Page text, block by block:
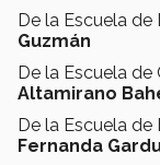
De la Escuela de
Guzmán
De la Escuela de
Altamirano
De la Escuela
Fernanda